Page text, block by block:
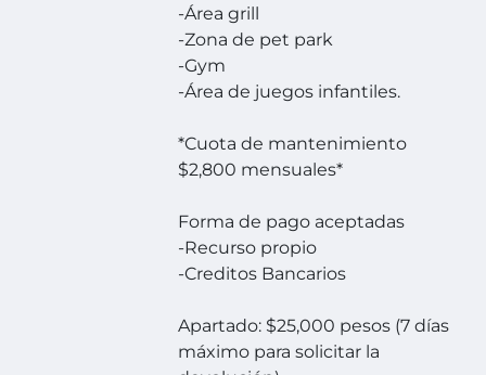
-Área grill
-Zona de pet park
-Gym
-Área de juegos infantiles.
*Cuota de mantenimiento
$2,800 mensuales*
Forma de pago aceptadas
-Recurso propio
-Creditos Bancarios
Apartado: $25,000 pesos (7 días
máximo para solicitar la